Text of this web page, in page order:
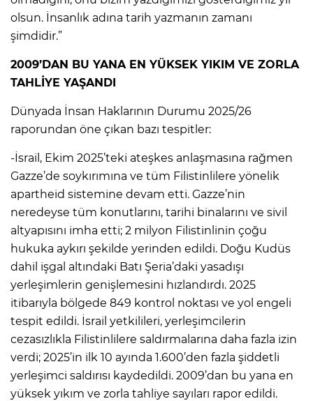
olsun. İnsanlık adına tarih yazmanın zamanı
şimdidir.”
2009’DAN BU YANA EN YÜKSEK YIKIM VE ZORLA
TAHLİYE YAŞANDI
Dünyada İnsan Haklarının Durumu 2025/26
raporundan öne çıkan bazı tespitler:
-İsrail, Ekim 2025’teki ateşkes anlaşmasına rağmen
Gazze’de soykırımına ve tüm Filistinlilere yönelik
apartheid sistemine devam etti. Gazze’nin
neredeyse tüm konutlarını, tarihi binalarını ve sivil
altyapısını imha etti; 2 milyon Filistinlinin çoğu
hukuka aykırı şekilde yerinden edildi. Doğu Kudüs
dahil işgal altındaki Batı Şeria’daki yasadışı
yerleşimlerin genişlemesini hızlandırdı. 2025
itibarıyla bölgede 849 kontrol noktası ve yol engeli
tespit edildi. İsrail yetkilileri, yerleşimcilerin
cezasızlıkla Filistinlilere saldırmalarına daha fazla izin
verdi; 2025’in ilk 10 ayında 1.600’den fazla şiddetli
yerleşimci saldırısı kaydedildi. 2009’dan bu yana en
yüksek yıkım ve zorla tahliye sayıları rapor edildi.